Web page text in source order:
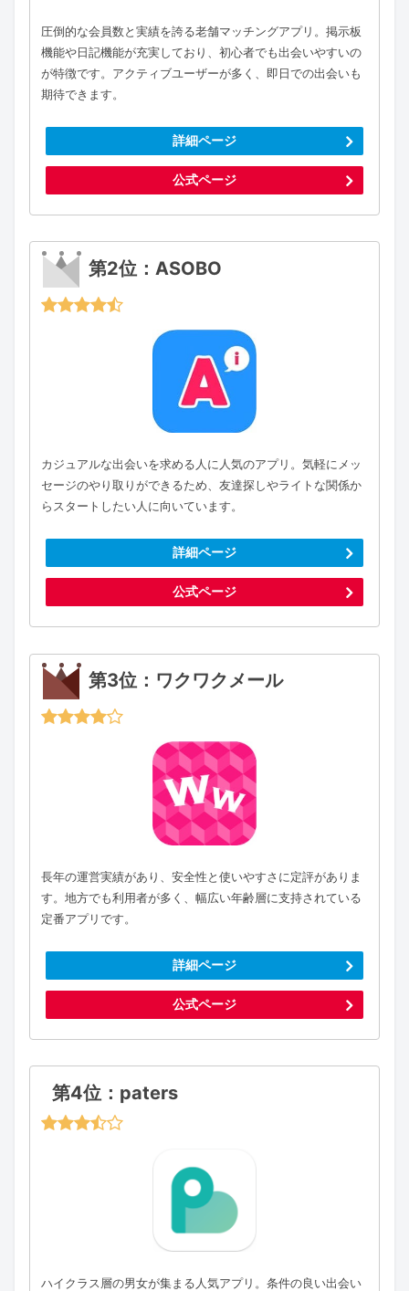
圧倒的な会員数と実績を誇る老舗マッチングアプリ。掲示板
機能や日記機能が充実しており、初心者でも出会いやすいの
が特徴です。アクティブユーザーが多く、即日での出会いも
期待できます。
詳細ページ
公式ページ
第2位：ASOBO
カジュアルな出会いを求める人に人気のアプリ。気軽にメッ
セージのやり取りができるため、友達探しやライトな関係か
らスタートしたい人に向いています。
詳細ページ
公式ページ
第3位：ワクワクメール
長年の運営実績があり、安全性と使いやすさに定評がありま
す。地方でも利用者が多く、幅広い年齢層に支持されている
定番アプリです。
詳細ページ
公式ページ
第4位：paters
ハイクラス層の男女が集まる人気アプリ。条件の良い出会い